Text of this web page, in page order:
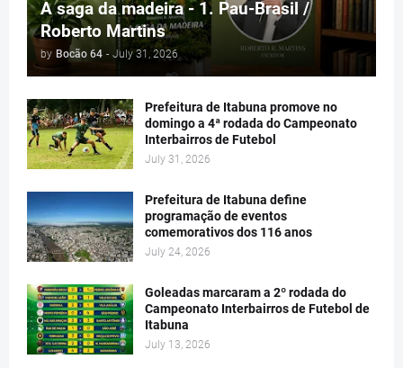
A saga da madeira - 1. Pau-Brasil /
Roberto Martins
by Bocão 64 - July 31, 2026
Prefeitura de Itabuna promove no
domingo a 4ª rodada do Campeonato
Interbairros de Futebol
July 31, 2026
Prefeitura de Itabuna define
programação de eventos
comemorativos dos 116 anos
July 24, 2026
Goleadas marcaram a 2º rodada do
Campeonato Interbairros de Futebol de
Itabuna
July 13, 2026